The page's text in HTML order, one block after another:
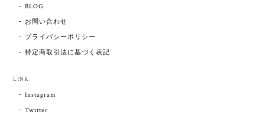
BLOG
お問い合わせ
プライバシーポリシー
特定商取引法に基づく表記
LINK
Instagram
Twitter